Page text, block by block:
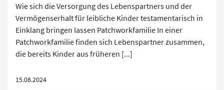
Wie sich die Versorgung des Lebenspartners und der
Vermögenserhalt für leibliche Kinder testamentarisch in
Einklang bringen lassen Patchworkfamilie In einer
Patchworkfamilie finden sich Lebenspartner zusammen,
die bereits Kinder aus früheren [...]
15.08.2024